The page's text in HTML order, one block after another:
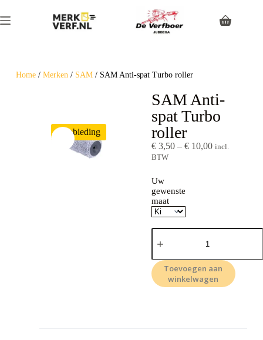
Home/ Merken/ SAM/ SAM Anti-spat Turbo roller
Aanbieding
SAM Anti-
spat Turbo
roller
€3,50 – €10,00 incl.
BTW
Uw
gewenste
maat
Toevoegen aan
winkelwagen